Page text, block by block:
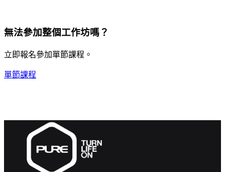
無法參加整個工作坊嗎？
立即報名參加單節課程。
單節課程